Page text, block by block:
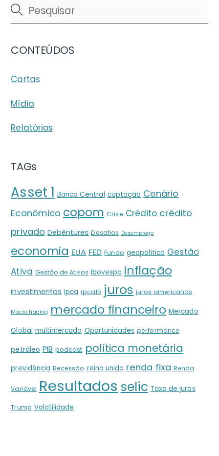
CONTEÚDOS
Cartas
Mídia
Relatórios
TAGs
Asset 1 Banco Central captação Cenário
Econômico copom Crise Crédito crédito
privado Debêntures Desafios Desemprego
economia EUA FED Fundo geopolítica Gestão
Ativa Gestão de Ativos Ibovespa inflação
investimentos ipca ipca15 juros juros americanos
Macro trading mercado financeiro Mercado
Global multimercado Oportunidades performance
petróleo PIB podcast política monetária
previdência Recessão reino unido renda fixa Renda
Variável Resultados selic Taxa de juros
Trump Volatilidade